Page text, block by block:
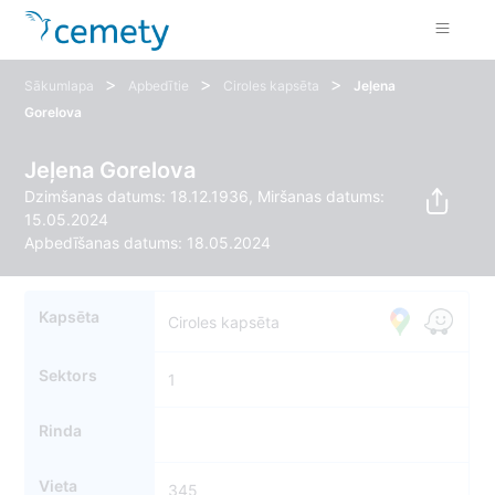
Sākumlapa > Apbedītie > Ciroles kapsēta >
Jeļena
Gorelova
Jeļena Gorelova
Dzimšanas datums: 18.12.1936, Miršanas datums:
15.05.2024
Apbedīšanas datums: 18.05.2024
Kapsēta Ciroles kapsēta
Sektors 1
Rinda
Vieta 345